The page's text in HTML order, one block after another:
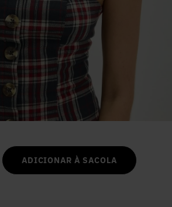
ADICIONAR À SACOLA
Vestidos
Calça Jeans
Colete
Corselet